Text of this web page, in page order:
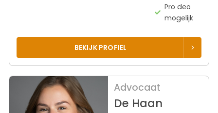
Pro deo
mogelijk
BEKIJK PROFIEL
Advocaat
De Haan